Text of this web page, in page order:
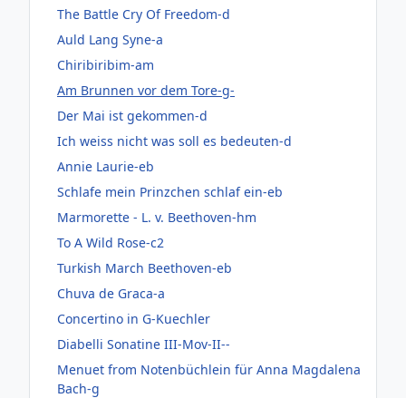
The Battle Cry Of Freedom-d
Auld Lang Syne-a
Chiribiribim-am
Am Brunnen vor dem Tore-g-
Der Mai ist gekommen-d
Ich weiss nicht was soll es bedeuten-d
Annie Laurie-eb
Schlafe mein Prinzchen schlaf ein-eb
Marmorette - L. v. Beethoven-hm
To A Wild Rose-c2
Turkish March Beethoven-eb
Chuva de Graca-a
Concertino in G-Kuechler
Diabelli Sonatine III-Mov-II--
Menuet from Notenbüchlein für Anna Magdalena
Bach-g